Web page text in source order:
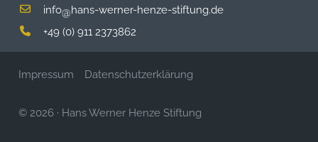
info@hans-werner-henze-stiftung.de
+49 (0) 911 2373862
Impressum Datenschutzerklärung
© 2026 · Hans Werner Henze Stiftung